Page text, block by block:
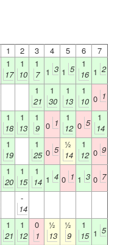
1
2 3 4 5 6
7
1
17
1
10
1
7 1 3 1 5
1
16 1 2
1
21
1
30
1
13
1
10 0 1
1
18
1
13
1
9 0 1
1
12 0 5
1
14
1
19
1
25 0 5 ½
14
1
12 0 9
1
20
1
15
1
14 1 4 0 1 1 3 0 7
-
14
1
21
1
12
0
1
½
13
½
9
1
15 1 5